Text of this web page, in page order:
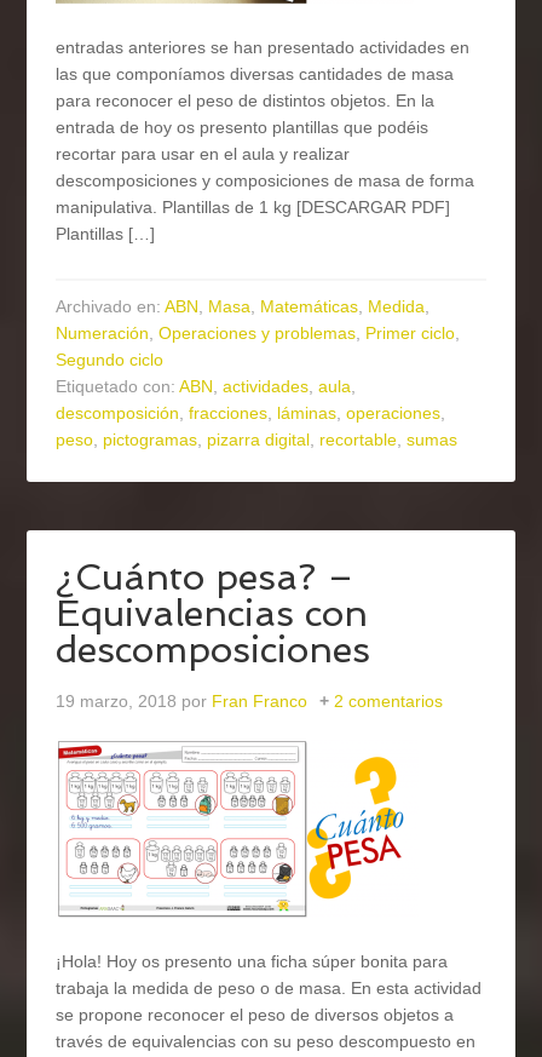
entradas anteriores se han presentado actividades en
las que componíamos diversas cantidades de masa
para reconocer el peso de distintos objetos. En la
entrada de hoy os presento plantillas que podéis
recortar para usar en el aula y realizar
descomposiciones y composiciones de masa de forma
manipulativa. Plantillas de 1 kg [DESCARGAR PDF]
Plantillas […]
Archivado en:ABN, Masa, Matemáticas, Medida,
Numeración,Operaciones y problemas, Primer ciclo,
Segundo ciclo
Etiquetado con:ABN,actividades,aula,
descomposición,fracciones, láminas,operaciones,
peso, pictogramas, pizarra digital, recortable,sumas
¿Cuánto pesa? –
Equivalencias con
descomposiciones
19 marzo, 2018 por Fran Franco 2 comentarios
¡Hola! Hoy os presento una ficha súper bonita para
trabaja la medida de peso o de masa. En esta actividad
se propone reconocer el peso de diversos objetos a
través de equivalencias con su peso descompuesto en